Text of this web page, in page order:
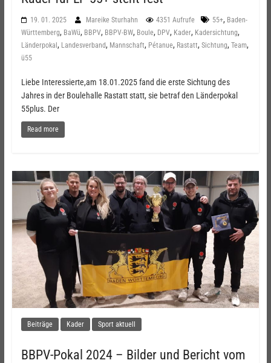
19. 01. 2025 Mareike Sturhahn 4351 Aufrufe 55+, Baden-
Württemberg, BaWü, BBPV, BBPV-BW, Boule, DPV, Kader, Kadersichtung,
Länderpokal, Landesverband, Mannschaft, Pétanue, Rastatt, Sichtung, Team,
ü55
Liebe Interessierte,am 18.01.2025 fand die erste Sichtung des
Jahres in der Boulehalle Rastatt statt, sie betraf den Länderpokal
55plus. Der
Read more
Beiträge Kader Sport aktuell
BBPV-Pokal 2024 – Bilder und Bericht vom